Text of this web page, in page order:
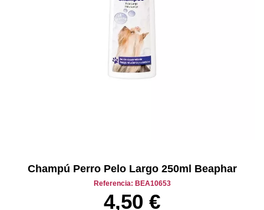
Champú Perro Pelo Largo 250ml Beaphar
Referencia: BEA10653
4,50 €